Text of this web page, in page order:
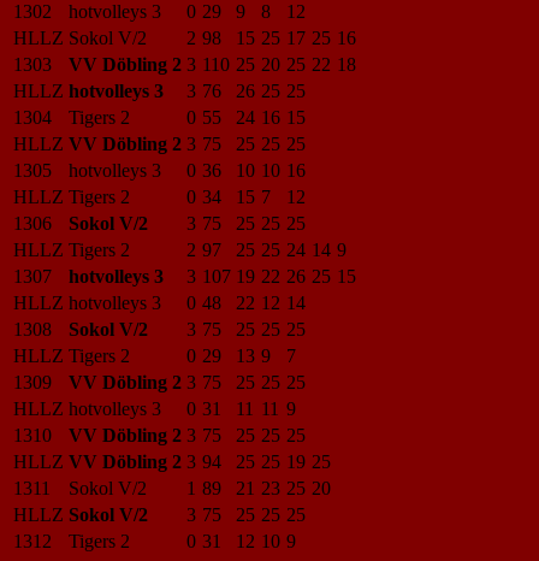
1302
hotvolleys 3 0 29 9 8
12
HLLZ Sokol V/2 2 98 15 25 17 25 16
1303
VV Döbling 2 3 110 25 20 25 22 18
HLLZ hotvolleys 3 3 76 26 25 25
1304
Tigers 2 0 55 24 16 15
HLLZ VV Döbling 2 3 75 25 25 25
1305
hotvolleys 3 0 36 10 10 16
HLLZ Tigers 2 0 34 15 7
12
1306
Sokol V/2 3 75 25 25 25
HLLZ Tigers 2 2 97 25 25 24 14 9
1307
hotvolleys 3 3 107 19 22 26 25 15
HLLZ hotvolleys 3 0 48 22 12 14
1308
Sokol V/2 3 75 25 25 25
HLLZ Tigers 2 0 29 13 9
7
1309
VV Döbling 2 3 75 25 25 25
HLLZ hotvolleys 3 0 31 11 11 9
1310
VV Döbling 2 3 75 25 25 25
HLLZ VV Döbling 2 3 94 25 25 19 25
1311
Sokol V/2 1 89 21 23 25 20
HLLZ Sokol V/2 3 75 25 25 25
1312
Tigers 2 0 31 12 10 9